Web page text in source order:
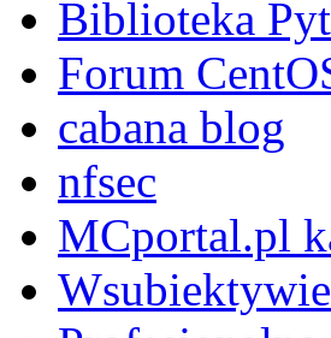
Biblioteka
Forum
cabana blog
nfsec
MCportal.pl